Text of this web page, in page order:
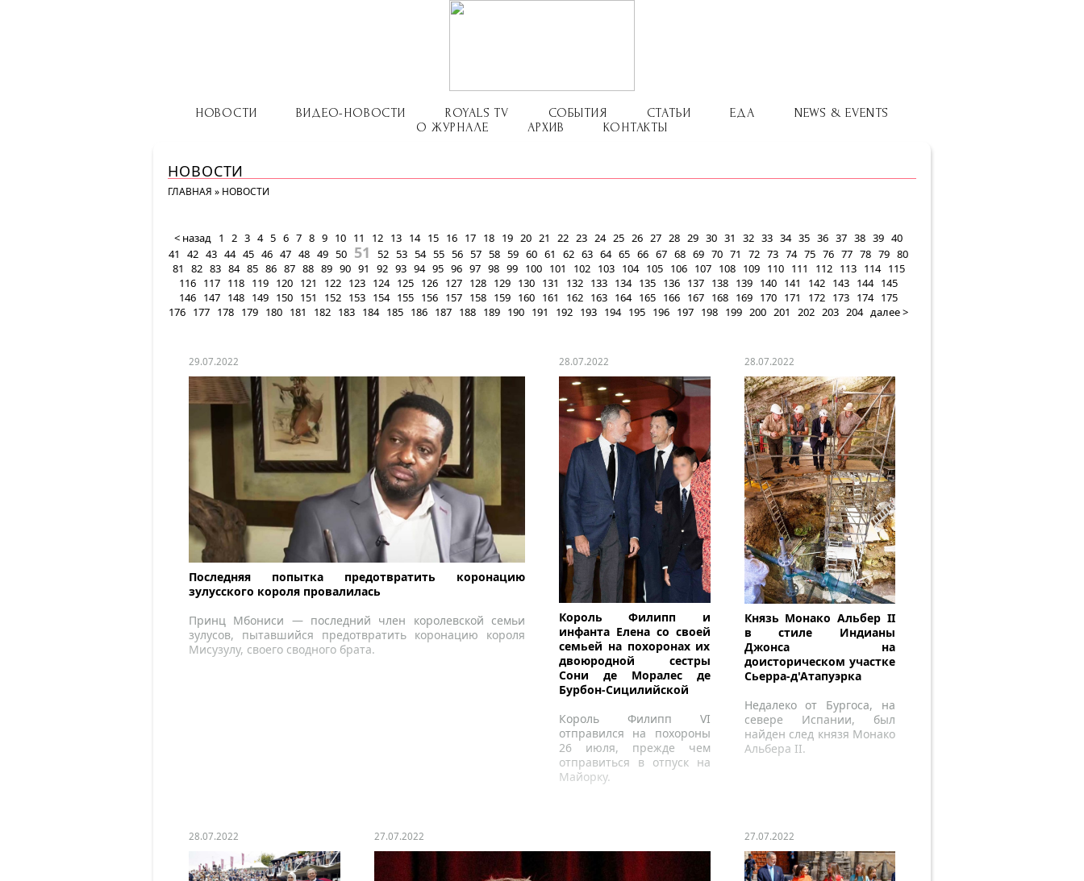
НОВОСТИ ВИДЕО-НОВОСТИ ROYALS TV СОБЫТИЯ СТАТЬИ ЕДА
NEWS & EVENTS
О ЖУРНАЛЕ
АРХИВ КОНТАКТЫ
НОВОСТИ
ГЛАВНАЯ » НОВОСТИ
< назад 1 2 3 4 5 6 7 8 9 10 11 12 13 14 15 16 17 18 19 20 21 22 23 24 25 26 27 28 29 30 31 32 33 34 35 36 37 38 39 40
41
42 43 44 45 46 47 48 49 50 51 52 53 54 55 56 57 58 59 60 61 62 63 64 65 66 67 68 69 70 71 72 73 74 75 76 77 78 79 80
81
82 83 84 85 86 87 88 89 90 91 92 93 94 95 96 97 98 99 100 101 102 103 104 105 106 107 108 109 110 111 112 113 114 115
116 117 118 119 120 121 122 123 124 125 126 127 128 129 130 131 132 133 134 135 136 137 138 139 140 141 142 143 144 145
146 147 148 149 150 151 152 153 154 155 156 157 158 159 160 161 162 163 164 165 166 167 168 169 170 171 172 173 174 175
176 177 178 179 180 181 182 183 184 185 186 187 188 189 190 191 192 193 194 195 196 197 198 199 200 201 202 203 204 далее >
29.07.2022
Последняя попытка предотвратить коронацию
зулусского короля провалилась
Принц Мбониси — последний член королевской семьи
зулусов, пытавшийся предотвратить коронацию короля
Мисузулу, своего сводного брата.
28.07.2022
Король Филипп и
инфанта Елена со своей
семьей на похоронах их
двоюродной сестры
Сони де Моралес де
Бурбон-Сицилийской
Король Филипп VI
отправился на похороны
26 июля, прежде чем
отправиться в отпуск на
Майорку.
28.07.2022
Князь Монако Альбер II
в стиле Индианы
Джонса на
доисторическом участке
Сьерра-д'Атапуэрка
Недалеко от Бургоса, на
севере Испании, был
найден след князя Монако
Альбера II.
28.07.2022 27.07.2022 27.07.2022